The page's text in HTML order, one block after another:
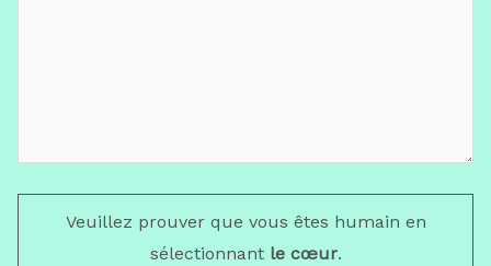
Veuillez prouver que vous êtes humain en
sélectionnantle cœur.